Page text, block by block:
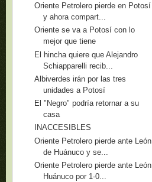
Oriente Petrolero pierde en Potosí
y ahora compart...
Oriente se va a Potosí con lo
mejor que tiene
El hincha quiere que Alejandro
Schiapparelli recib...
Albiverdes irán por las tres
unidades a Potosí
El "Negro" podría retornar a su
casa
INACCESIBLES
Oriente Petrolero pierde ante León
de Huánuco y se...
Oriente Petrolero pierde ante León
Huánuco por 1-0...